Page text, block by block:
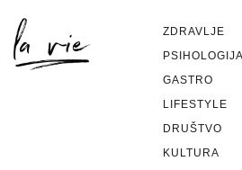
ZDRAVLJE
PSIHOLOGIJA
GASTRO
LIFESTYLE
DRUŠTVO
KULTURA